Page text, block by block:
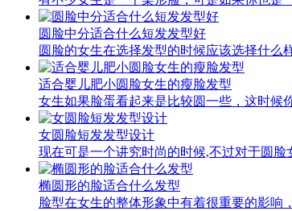
圆脸中分适合什么短发发型好
圆脸的女生在选择发型的时候应该选择什么
适合婴儿肥小圆脸女生的瘦脸发型
女生如果脸蛋看起来是比较圆一些，这时候
女圆脸短发发型设计
现在可是一个讲究时尚的时候,不过对于圆
椭圆形的脸适合什么发型
脸型在女生的整体形象中有着很重要的影响